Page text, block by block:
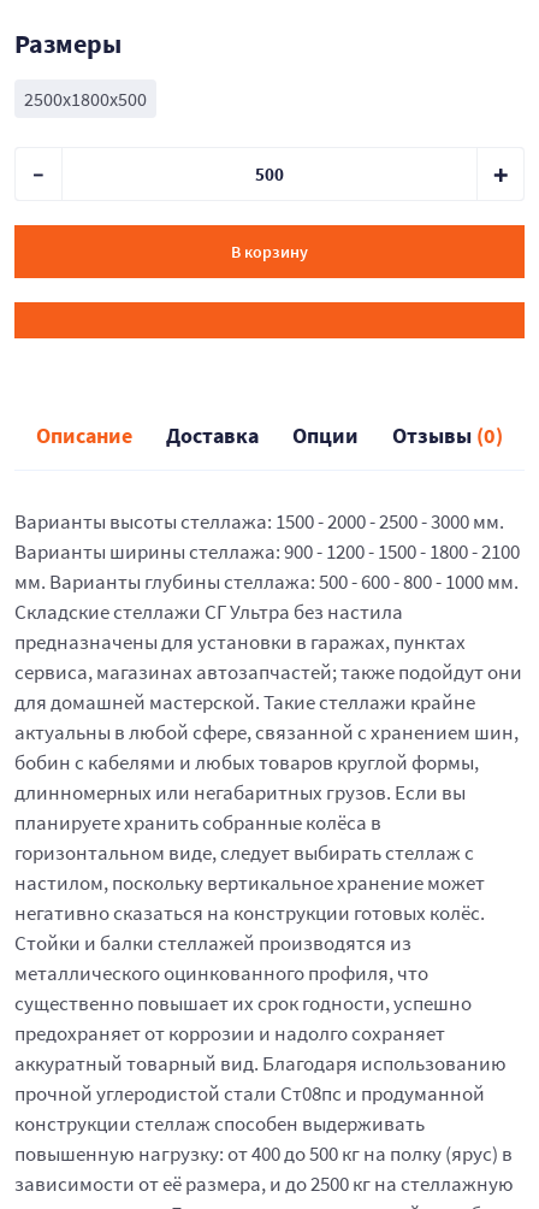
Размеры
2500x1800x500
В корзину
Описание Доставка Опции Отзывы (0)
Варианты высоты стеллажа: 1500 - 2000 - 2500 - 3000 мм.
Варианты ширины стеллажа: 900 - 1200 - 1500 - 1800 - 2100
мм. Варианты глубины стеллажа: 500 - 600 - 800 - 1000 мм.
Складские стеллажи СГ Ультра без настила
предназначены для установки в гаражах, пунктах
сервиса, магазинах автозапчастей; также подойдут они
для домашней мастерской. Такие стеллажи крайне
актуальны в любой сфере, связанной с хранением шин,
бобин с кабелями и любых товаров круглой формы,
длинномерных или негабаритных грузов. Если вы
планируете хранить собранные колёса в
горизонтальном виде, следует выбирать стеллаж с
настилом, поскольку вертикальное хранение может
негативно сказаться на конструкции готовых колёс.
Стойки и балки стеллажей производятся из
металлического оцинкованного профиля, что
существенно повышает их срок годности, успешно
предохраняет от коррозии и надолго сохраняет
аккуратный товарный вид. Благодаря использованию
прочной углеродистой стали Ст08пс и продуманной
конструкции стеллаж способен выдерживать
повышенную нагрузку: от 400 до 500 кг на полку (ярус) в
зависимости от её размера, и до 2500 кг на стеллажную